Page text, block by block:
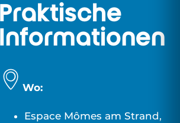
Praktische
Informationen
Wo:
Espace Mômes am Strand,